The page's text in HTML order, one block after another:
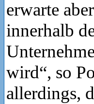
erwarte
innerhalb
wird“, so
allerdings,